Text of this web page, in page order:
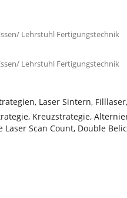
Lehrstuhl Fertigungstechnik
Lehrstuhl Fertigungstechnik
Laser Sintern,
Kreuzstrategie,
Laser Scan Count, Double